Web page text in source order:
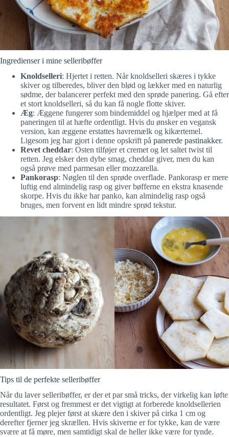
Ingredienser i mine selleribøffer
Knoldselleri: Hjertet i retten. Når knoldselleri skæres i tykke
skiver og tilberedes, bliver den blød og lækker med en naturlig
sødme, der balancerer perfekt med den sprøde panering. Gå efter
et stort knoldselleri, så du kan få nogle flotte skiver.
Æg: Æggene fungerer som bindemiddel og hjælper med at få
paneringen til at hæfte ordentligt. Hvis du ønsker en vegansk
version, kan æggene erstattes havremælk og kikærtemel.
Ligesom jeg har gjort i denne opskrift på panerede pastinakker.
Revet cheddar: Osten tilføjer et cremet og let saltet twist til
retten. Jeg elsker den dybe smag, cheddar giver, men du kan
også prøve med parmesan eller mozzarella.
Pankorasp: Nøglen til den sprøde overflade. Pankorasp er mere
luftig end almindelig rasp og giver bøfferne en ekstra knasende
skorpe. Hvis du ikke har panko, kan almindelig rasp også
bruges, men forvent en lidt mindre sprød tekstur.
Tips til de perfekte selleribøffer
Når du laver selleribøffer, er der et par små tricks, der virkelig kan løfte
resultatet. Først og fremmest er det vigtigt at forberede knoldsellerien
ordentligt. Jeg plejer først at skære den i skiver på cirka 1 cm og
derefter fjerner jeg skrællen. Hvis skiverne er for tykke, kan de være
svære at få møre, men samtidigt skal de heller ikke være for tynde.